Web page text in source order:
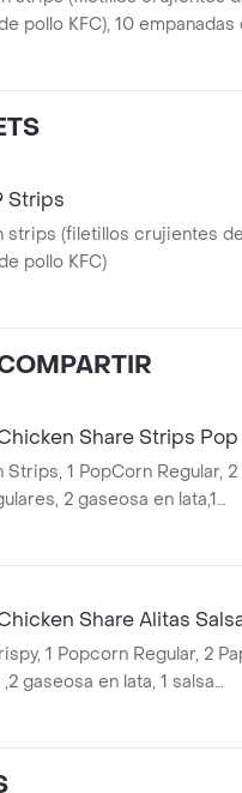
pollo KFC), 10 empanadas
fritas regulares,1
Strips
strips (filetillos crujientes de
pollo KFC)
Share Strips Pop
Strips, 1 PopCorn Regular, 2
2 gaseosa en lata,1
a eleccion
Share Alitas
1 Popcorn Regular, 2
gaseosa en lata, 1 salsa